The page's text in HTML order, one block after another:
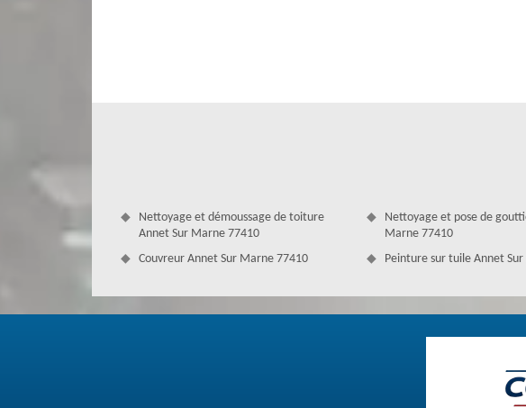
D’abord, après une conversation par téléphone et avoir précisé vos nécessités,
Nettoyage et démoussage de toiture
Annet Sur Marne 77410
Couvreur Annet Sur Marne 77410
Nettoyage et pose de
Marne 77410
Peinture sur tuile Annet